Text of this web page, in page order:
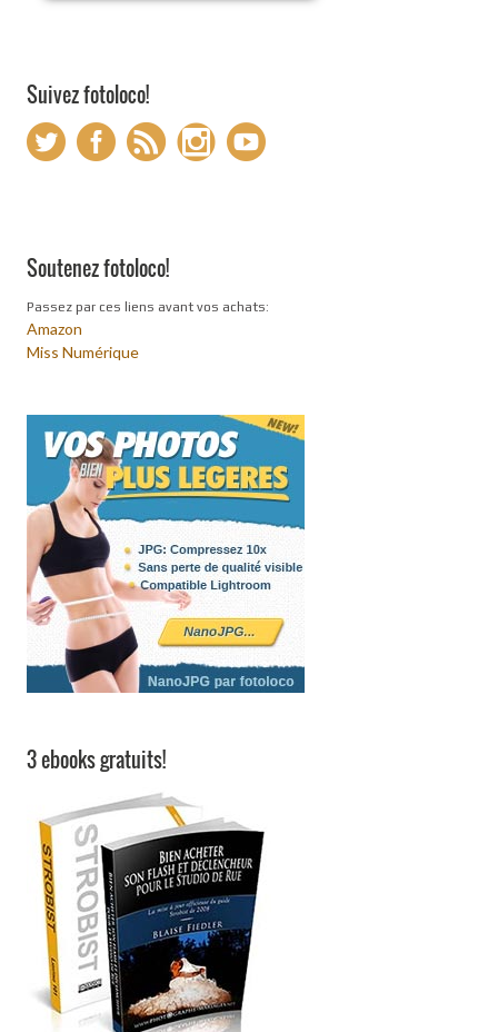
Suivez fotoloco!
Soutenez fotoloco!
Passez par ces liens avant vos achats:
Amazon
Miss Numérique
3 ebooks gratuits!